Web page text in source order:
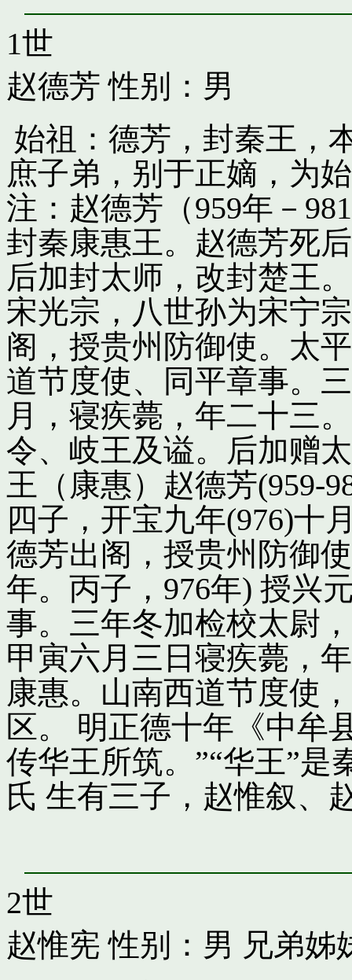
1世
赵德芳 性别：男
始祖：德芳，封秦王，
庶子弟，别于正嫡，为
注：赵德芳（959年－
封秦康惠王。赵德芳死
后加封太师，改封楚王
宋光宗，八世孙为宋宁
阁，授贵州防御使。太
道节度使、同平章事。
月，寝疾薨，年二十三
令、岐王及谥。后加赠
王（康惠）赵德芳(959-
四子，开宝九年(976)十
德芳出阁，授贵州防御
年。丙子，976年) 授兴
事。三年冬加检校太尉
甲寅六月三日寝疾薨，
康惠。山南西道节度使
区。 明正德十年《中牟
传华王所筑。”“华王”是
氏 生有三子，赵惟叙、
2世
赵惟宪 性别：男 兄弟姊